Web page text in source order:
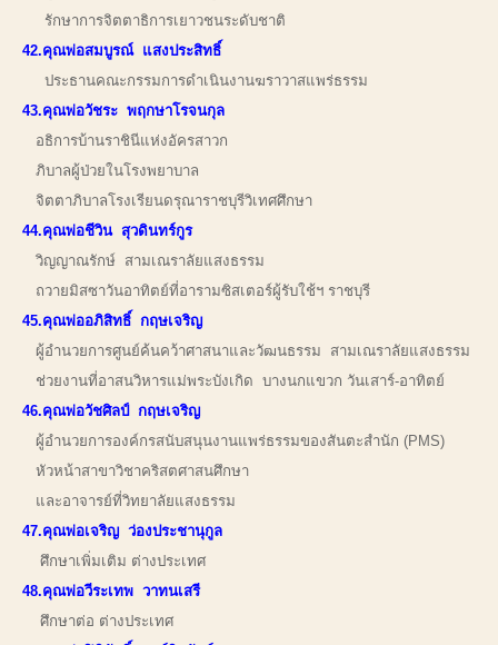
รักษาการจิตตาธิการเยาวชนระดับชาติ
42.คุณพ่อสมบูรณ์ แสงประสิทธิ์
ประธานคณะกรรมการดำเนินงานฆราวาสแพร่ธรรม
43.คุณพ่อวัชระ พฤกษาโรจนกุล
อธิการบ้านราชินีแห่งอัครสาวก
ภิบาลผู้ป่วยในโรงพยาบาล
จิตตาภิบาลโรงเรียนดรุณาราชบุรีวิเทศศึกษา
44.คุณพ่อชีวิน สุวดินทร์กูร
วิญญาณรักษ์ สามเณราลัยแสงธรรม
ถวายมิสซาวันอาทิตย์ที่อารามซิสเตอร์ผู้รับใช้ฯ ราชบุรี
45.คุณพ่ออภิสิทธิ์ กฤษเจริญ
ผู้อำนวยการศูนย์ค้นคว้าศาสนาและวัฒนธรรม สามเณราลัยแสงธรรม
ช่วยงานที่อาสนวิหารแม่พระบังเกิด บางนกแขวก วันเสาร์-อาทิตย์
46.คุณพ่อวัชศิลป์ กฤษเจริญ
ผู้อำนวยการองค์กรสนับสนุนงานแพร่ธรรมของสันตะสำนัก (PMS)
หัวหน้าสาขาวิชาคริสตศาสนศึกษา
และอาจารย์ที่วิทยาลัยแสงธรรม
47.คุณพ่อเจริญ ว่องประชานุกูล
ศึกษาเพิ่มเติม ต่างประเทศ
48.คุณพ่อวีระเทพ วาทนเสรี
ศึกษาต่อ ต่างประเทศ